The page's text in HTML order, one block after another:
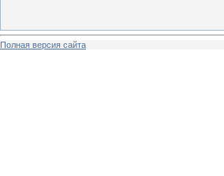
Полная версия сайта